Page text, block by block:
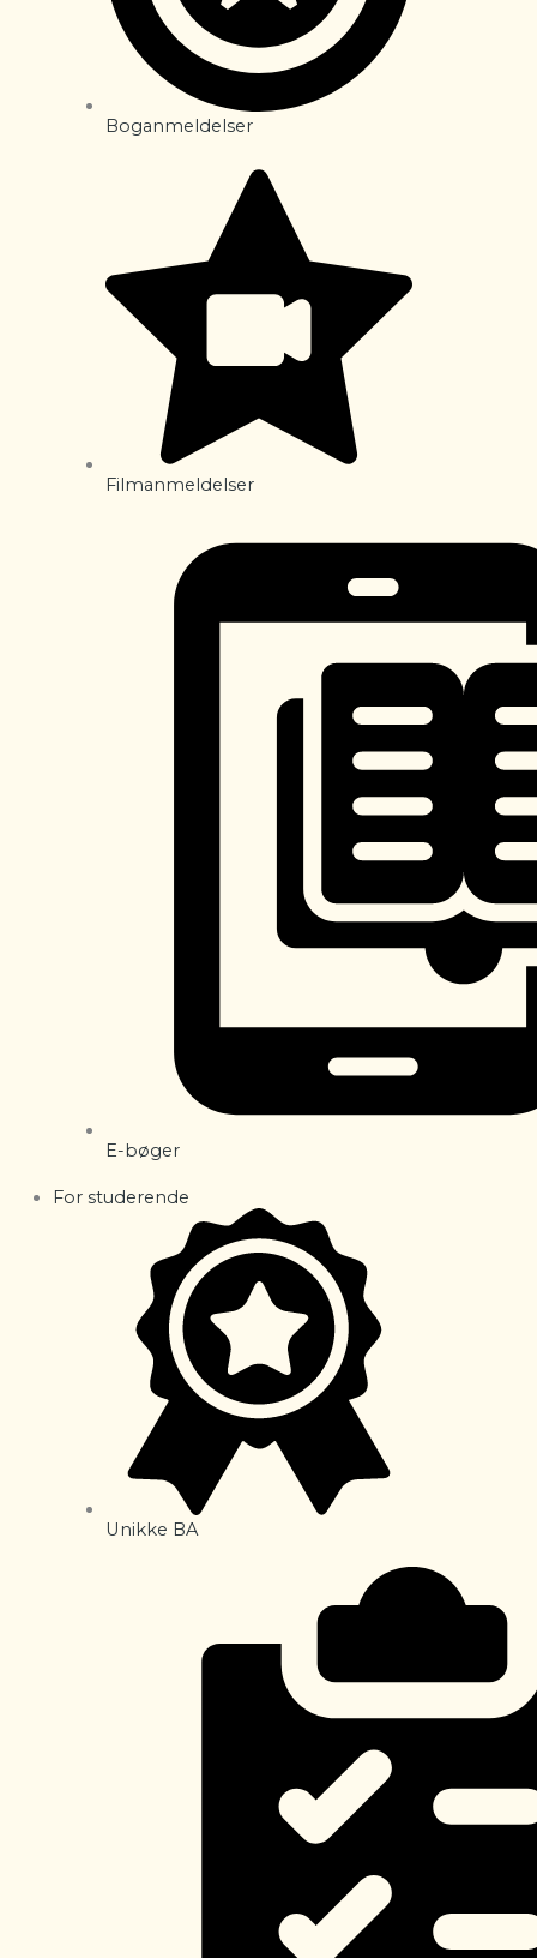
Boganmeldelser
Filmanmeldelser
E-bøger
For studerende
Unikke BA